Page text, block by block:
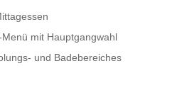
mit Hauptgangwahl
und Badebereiches